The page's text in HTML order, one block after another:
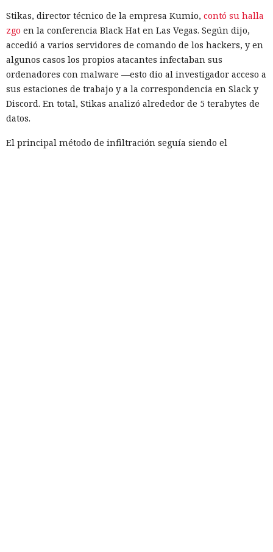
Stikas, director técnico de la empresa Kumio, contó su halla
zgo en la conferencia Black Hat en Las Vegas. Según dijo,
accedió a varios servidores de comando de los hackers, y en
algunos casos los propios atacantes infectaban sus
ordenadores con malware —esto dio al investigador acceso a
sus estaciones de trabajo y a la correspondencia en Slack y
Discord. En total, Stikas analizó alrededor de 5 terabytes de
datos.
El principal método de infiltración seguía siendo el